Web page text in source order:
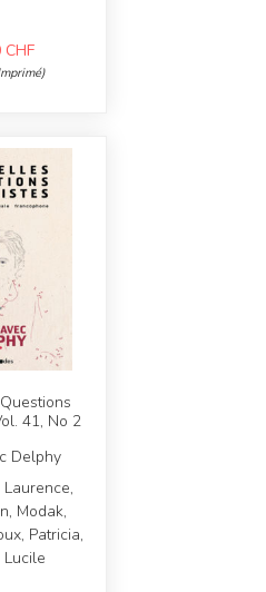
CHF
41, No 2
Delphy
Modak,
Patricia,
Lucile